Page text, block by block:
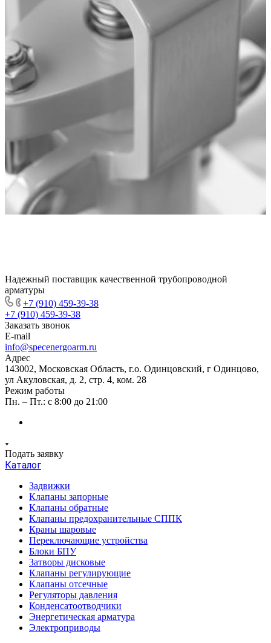
Надежный поставщик качественной трубопроводной
арматуры
+7 (910) 459-39-38
+7 (910) 459-39-38
Заказать звонок
E-mail
info@specenergoarm.ru
Адрес
143002, Московская Область, г.о. Одинцовский, г Одинцово,
ул Акуловская, д. 2, стр. 4, ком. 28
Режим работы
Пн. – Пт.: с 8:00 до 21:00
Подать заявку
Каталог
Задвижки
Клапаны запорные
Клапаны обратные
Клапаны предохранительные СППК
Краны шаровые
Переключающие устройства
Блоки БПУ
Затворы дисковые
Клапаны регулирующие
Клапаны отсечные
Регуляторы давления
Конденсатоотводчики
Энергетическая арматура
Электроприводы